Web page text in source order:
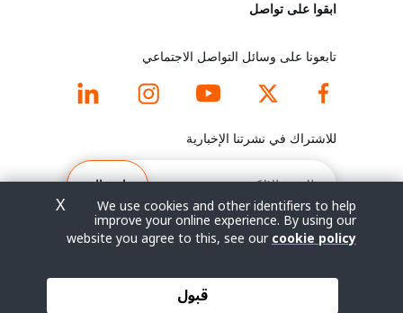
o
n
d
f
o
o
t
e
r
ابقوا على تواصل
تابعونا على وسائل التواصل الاجتماعي
للاشتراك في نشرتنا الإخبارية
البريد
الإلكتروني
اشتراك
سياسة الخصوصية
We use cookies and other identifiers to help
improve your online experience. By using our
website you agree to this, see ourcookie policy
قبول
X